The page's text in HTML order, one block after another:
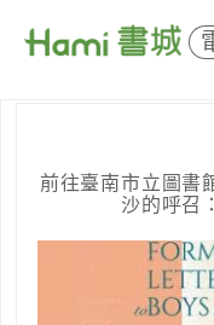
前往臺南市立圖書
沙的呼召